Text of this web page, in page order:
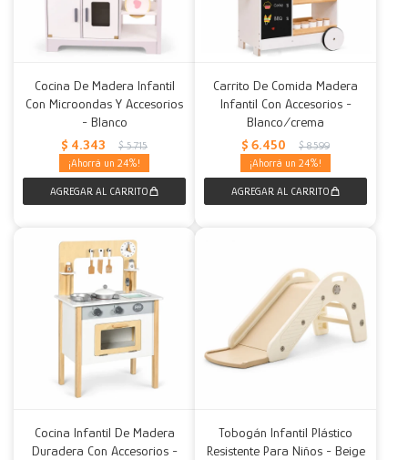
Cocina De Madera Infantil
Con Microondas Y Accesorios
- Blanco
$ 4.343 $ 5.715
24
Carrito De Comida Madera
Infantil Con Accesorios -
Blanco/crema
$ 6.450 $ 8.599
24
Cocina Infantil De Madera
Duradera Con Accesorios -
Tobogán Infantil Plástico
Resistente Para Niños - Beige